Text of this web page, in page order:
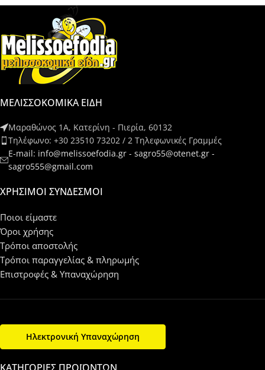
ΜΕΛΙΣΣΟΚΟΜΙΚΑ ΕΙΔΗ
Μαραθώνος 1Α, Κατερίνη - Πιερία, 60132
Τηλέφωνο: +30 23510 73202 / 2 Τηλεφωνικές Γραμμές
E-mail: info@melissoefodia.gr - sagro55@otenet.gr -
sagro555@gmail.com
ΧΡΉΣΙΜΟΙ ΣΎΝΔΕΣΜΟΙ
Ποιοι είμαστε
Όροι χρήσης
Τρόποι αποστολής
Τρόποι παραγγελίας & πληρωμής
Επιστροφές & Υπαναχώρηση
Ηλεκτρονική Υπαναχώρηση